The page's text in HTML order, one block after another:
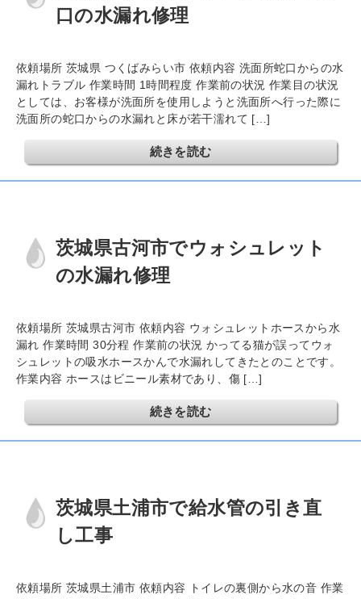
口の水漏れ修理
依頼場所 茨城県 つくばみらい市 依頼内容 洗面所蛇口からの水
漏れトラブル 作業時間 1時間程度 作業前の状況 作業目の状況
としては、お客様が洗面所を使用しようと洗面所へ行った際に
洗面所の蛇口からの水漏れと床が若干濡れて […]
続きを読む
茨城県古河市でウォシュレット
の水漏れ修理
依頼場所 茨城県古河市 依頼内容 ウォシュレットホースから水
漏れ 作業時間 30分程 作業前の状況 かってる猫が誤ってウォ
シュレットの吸水ホースかんで水漏れしてきたとのことです。
作業内容 ホースはビニール素材であり、傷 […]
続きを読む
茨城県土浦市で給水管の引き直
し工事
依頼場所 茨城県土浦市 依頼内容 トイレの裏側から水の音 作業